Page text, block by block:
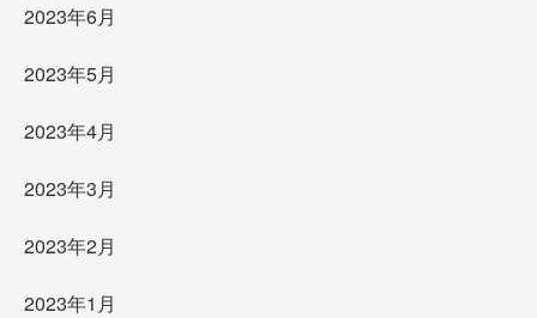
2023年6月
2023年5月
2023年4月
2023年3月
2023年2月
2023年1月